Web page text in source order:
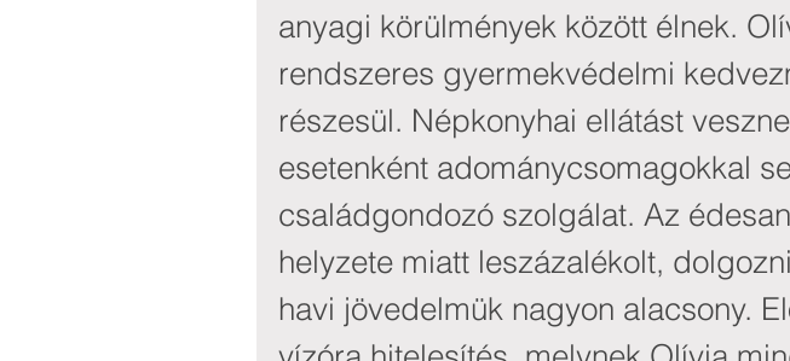
anyagi körülmények között élnek.
rendszeres gyermekvédelmi
részesül. Népkonyhai ellátást
esetenként adománycsomagokkal
családgondozó szolgálat. Az
helyzete miatt leszázalékolt,
havi jövedelmük nagyon alacsony.